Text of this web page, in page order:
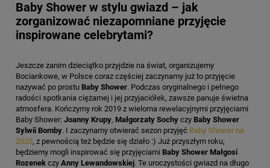
Baby Shower w stylu gwiazd – jak
zorganizować niezapomniane przyjęcie
inspirowane celebrytami?
Jeszcze zanim dzieciątko przyjdzie na świat, organizujemy
Bociankowe, w Polsce coraz częściej zaczynamy już to przyjęcie
nazywać po prostu Baby Shower. Podczas oryginalnego i pełnego
radości spotkania ciężarnej i jej przyjaciółek, zawsze panuje świetna
atmosfera. Kończymy rok 2019 z wieloma rewelacyjnymi przyjęciami
Baby Shower: Joanny Krupy, Małgorzaty Sochy czy Baby Shower
Sylwii Bomby. I zaczynamy otwierać sezon przyjęć Baby Shower na
2020, z pewnością też będzie się działo :) Już przyszłym roku,
będziemy mogli inspirować się przyjęciami Baby Shower Małgosi
Rozenek czy Anny Lewandowskiej. Te uroczystości gwiazd na długo